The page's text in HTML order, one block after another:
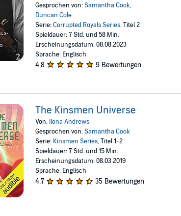
Gesprochen von:Samantha Cook,
Duncan Cole
Serie:Corrupted Royals Series, Titel 2
Spieldauer: 7 Std. und 58 Min.
Erscheinungsdatum: 08.08.2023
Sprache: Englisch
4,8 9 Bewertungen
The Kinsmen Universe
Von: Ilona Andrews
Gesprochen von:Samantha Cook
Serie: Kinsmen Series, Titel 1-2
Spieldauer: 7 Std. und 15 Min.
Erscheinungsdatum: 08.03.2019
Sprache: Englisch
4,7 35 Bewertungen